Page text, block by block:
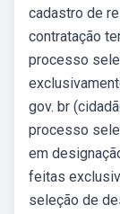
cadastro de
contratação
processo
gov. br
processo
em
feitas
seleção de